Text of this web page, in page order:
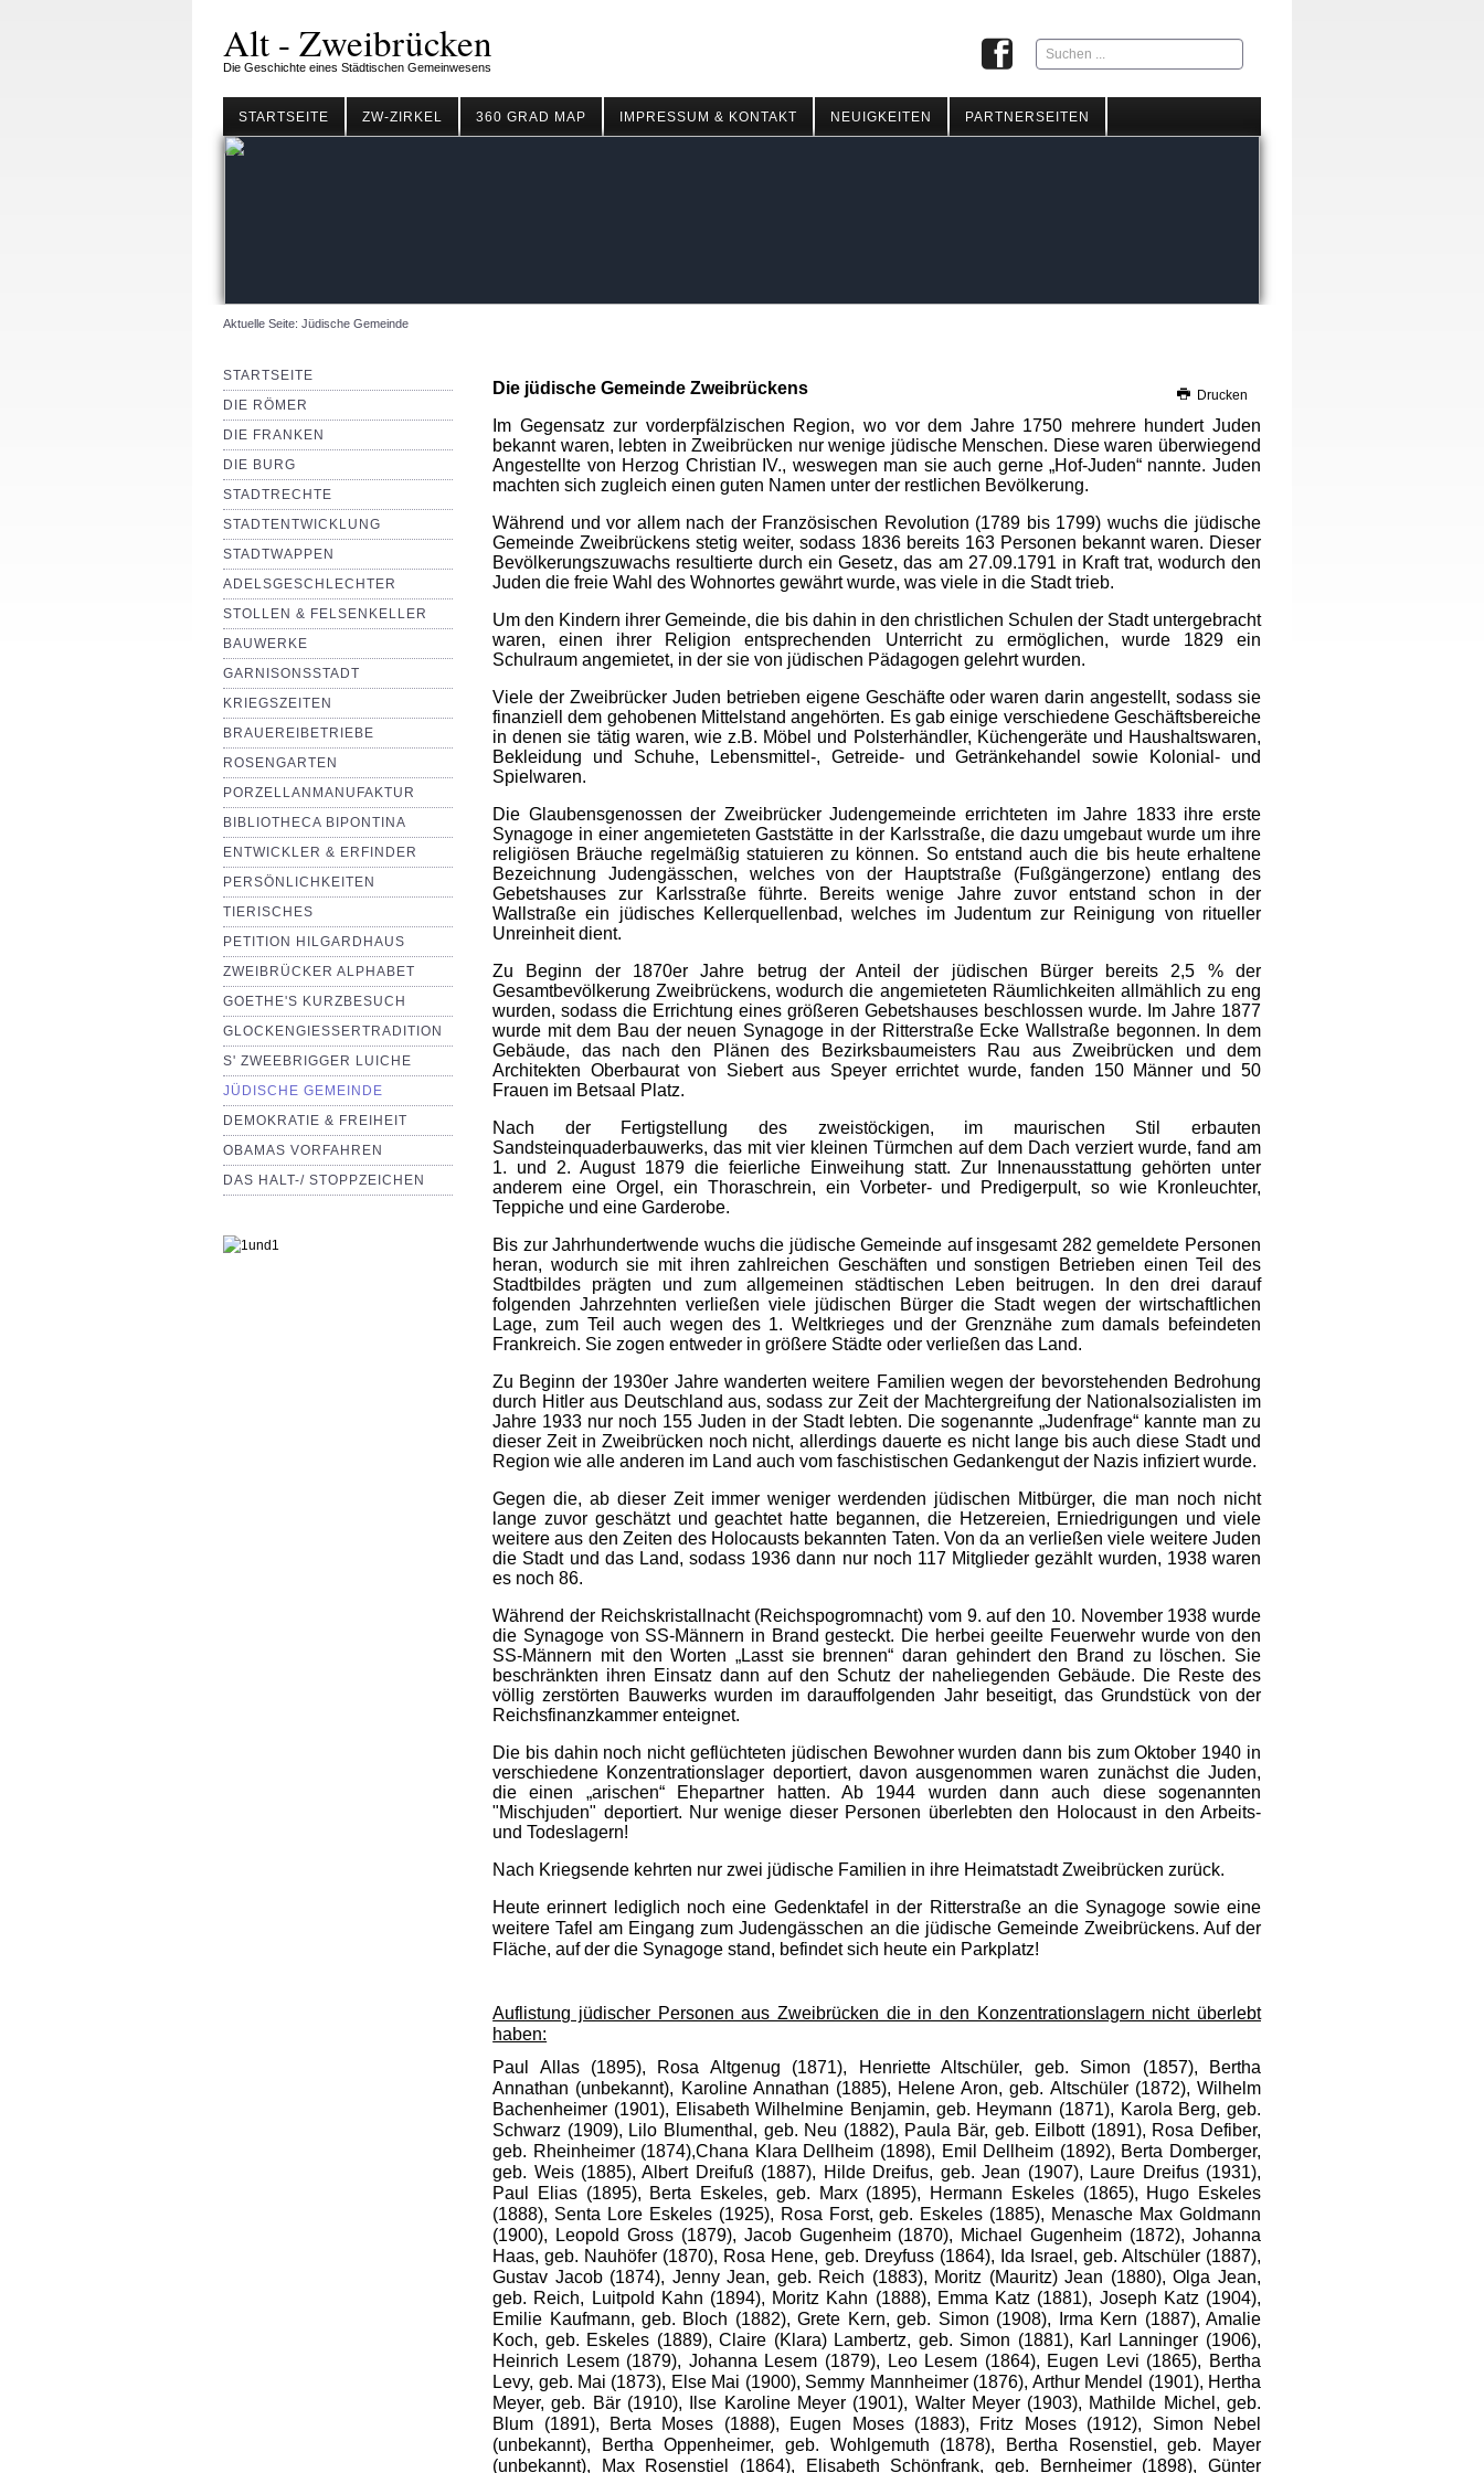
Alt - Zweibrücken
Die Geschichte eines Städtischen Gemeinwesens
Suchen
...
STARTSEITE ZW-ZIRKEL 360 GRAD MAP IMPRESSUM & KONTAKT NEUIGKEITEN PARTNERSEITEN
Aktuelle Seite: Jüdische Gemeinde
STARTSEITE
DIE RÖMER
DIE FRANKEN
DIE BURG
STADTRECHTE
STADTENTWICKLUNG
STADTWAPPEN
ADELSGESCHLECHTER
STOLLEN & FELSENKELLER
BAUWERKE
GARNISONSSTADT
KRIEGSZEITEN
BRAUEREIBETRIEBE
ROSENGARTEN
PORZELLANMANUFAKTUR
BIBLIOTHECA BIPONTINA
ENTWICKLER & ERFINDER
PERSÖNLICHKEITEN
TIERISCHES
PETITION HILGARDHAUS
ZWEIBRÜCKER ALPHABET
GOETHE'S KURZBESUCH
GLOCKENGIESSERTRADITION
S' ZWEEBRIGGER LUICHE
JÜDISCHE GEMEINDE
DEMOKRATIE & FREIHEIT
OBAMAS VORFAHREN
DAS HALT-/ STOPPZEICHEN
Drucken
Die jüdische Gemeinde Zweibrückens
Im Gegensatz zur vorderpfälzischen Region, wo vor dem Jahre 1750 mehrere hundert Juden
bekannt waren, lebten in Zweibrücken nur wenige jüdische Menschen. Diese waren überwiegend
Angestellte von Herzog Christian IV., weswegen man sie auch gerne „Hof-Juden“ nannte. Juden
machten sich zugleich einen guten Namen unter der restlichen Bevölkerung.
Während und vor allem nach der Französischen Revolution (1789 bis 1799) wuchs die jüdische
Gemeinde Zweibrückens stetig weiter, sodass 1836 bereits 163 Personen bekannt waren. Dieser
Bevölkerungszuwachs resultierte durch ein Gesetz, das am 27.09.1791 in Kraft trat, wodurch den
Juden die freie Wahl des Wohnortes gewährt wurde, was viele in die Stadt trieb.
Um den Kindern ihrer Gemeinde, die bis dahin in den christlichen Schulen der Stadt untergebracht
waren, einen ihrer Religion entsprechenden Unterricht zu ermöglichen, wurde 1829 ein
Schulraum angemietet, in der sie von jüdischen Pädagogen gelehrt wurden.
Viele der Zweibrücker Juden betrieben eigene Geschäfte oder waren darin angestellt, sodass sie
finanziell dem gehobenen Mittelstand angehörten. Es gab einige verschiedene Geschäftsbereiche
in denen sie tätig waren, wie z.B. Möbel und Polsterhändler, Küchengeräte und Haushaltswaren,
Bekleidung und Schuhe, Lebensmittel-, Getreide- und Getränkehandel sowie Kolonial- und
Spielwaren.
Die Glaubensgenossen der Zweibrücker Judengemeinde errichteten im Jahre 1833 ihre erste
Synagoge in einer angemieteten Gaststätte in der Karlsstraße, die dazu umgebaut wurde um ihre
religiösen Bräuche regelmäßig statuieren zu können. So entstand auch die bis heute erhaltene
Bezeichnung Judengässchen, welches von der Hauptstraße (Fußgängerzone) entlang des
Gebetshauses zur Karlsstraße führte. Bereits wenige Jahre zuvor entstand schon in der
Wallstraße ein jüdisches Kellerquellenbad, welches im Judentum zur Reinigung von ritueller
Unreinheit dient.
Zu Beginn der 1870er Jahre betrug der Anteil der jüdischen Bürger bereits 2,5 % der
Gesamtbevölkerung Zweibrückens, wodurch die angemieteten Räumlichkeiten allmählich zu eng
wurden, sodass die Errichtung eines größeren Gebetshauses beschlossen wurde. Im Jahre 1877
wurde mit dem Bau der neuen Synagoge in der Ritterstraße Ecke Wallstraße begonnen. In dem
Gebäude, das nach den Plänen des Bezirksbaumeisters Rau aus Zweibrücken und dem
Architekten Oberbaurat von Siebert aus Speyer errichtet wurde, fanden 150 Männer und 50
Frauen im Betsaal Platz.
Nach der Fertigstellung des zweistöckigen, im maurischen Stil erbauten
Sandsteinquaderbauwerks, das mit vier kleinen Türmchen auf dem Dach verziert wurde, fand am
1. und 2. August 1879 die feierliche Einweihung statt. Zur Innenausstattung gehörten unter
anderem eine Orgel, ein Thoraschrein, ein Vorbeter- und Predigerpult, so wie Kronleuchter,
Teppiche und eine Garderobe.
Bis zur Jahrhundertwende wuchs die jüdische Gemeinde auf insgesamt 282 gemeldete Personen
heran, wodurch sie mit ihren zahlreichen Geschäften und sonstigen Betrieben einen Teil des
Stadtbildes prägten und zum allgemeinen städtischen Leben beitrugen. In den drei darauf
folgenden Jahrzehnten verließen viele jüdischen Bürger die Stadt wegen der wirtschaftlichen
Lage, zum Teil auch wegen des 1. Weltkrieges und der Grenznähe zum damals befeindeten
Frankreich. Sie zogen entweder in größere Städte oder verließen das Land.
Zu Beginn der 1930er Jahre wanderten weitere Familien wegen der bevorstehenden Bedrohung
durch Hitler aus Deutschland aus, sodass zur Zeit der Machtergreifung der Nationalsozialisten im
Jahre 1933 nur noch 155 Juden in der Stadt lebten. Die sogenannte „Judenfrage“ kannte man zu
dieser Zeit in Zweibrücken noch nicht, allerdings dauerte es nicht lange bis auch diese Stadt und
Region wie alle anderen im Land auch vom faschistischen Gedankengut der Nazis infiziert wurde.
Gegen die, ab dieser Zeit immer weniger werdenden jüdischen Mitbürger, die man noch nicht
lange zuvor geschätzt und geachtet hatte begannen, die Hetzereien, Erniedrigungen und viele
weitere aus den Zeiten des Holocausts bekannten Taten. Von da an verließen viele weitere Juden
die Stadt und das Land, sodass 1936 dann nur noch 117 Mitglieder gezählt wurden, 1938 waren
es noch 86.
Während der Reichskristallnacht (Reichspogromnacht) vom 9. auf den 10. November 1938 wurde
die Synagoge von SS-Männern in Brand gesteckt. Die herbei geeilte Feuerwehr wurde von den
SS-Männern mit den Worten „Lasst sie brennen“ daran gehindert den Brand zu löschen. Sie
beschränkten ihren Einsatz dann auf den Schutz der naheliegenden Gebäude. Die Reste des
völlig zerstörten Bauwerks wurden im darauffolgenden Jahr beseitigt, das Grundstück von der
Reichsfinanzkammer enteignet.
Die bis dahin noch nicht geflüchteten jüdischen Bewohner wurden dann bis zum Oktober 1940 in
verschiedene Konzentrationslager deportiert, davon ausgenommen waren zunächst die Juden,
die einen „arischen“ Ehepartner hatten. Ab 1944 wurden dann auch diese sogenannten
"Mischjuden" deportiert. Nur wenige dieser Personen überlebten den Holocaust in den Arbeits-
und Todeslagern!
Nach Kriegsende kehrten nur zwei jüdische Familien in ihre Heimatstadt Zweibrücken zurück.
Heute erinnert lediglich noch eine Gedenktafel in der Ritterstraße an die Synagoge sowie eine
weitere Tafel am Eingang zum Judengässchen an die jüdische Gemeinde Zweibrückens. Auf der
Fläche, auf der die Synagoge stand, befindet sich heute ein Parkplatz!
Auflistung jüdischer Personen aus Zweibrücken die in den Konzentrationslagern nicht überlebt
haben:
Paul Allas (1895), Rosa Altgenug (1871), Henriette Altschüler, geb. Simon (1857), Bertha
Annathan (unbekannt), Karoline Annathan (1885), Helene Aron, geb. Altschüler (1872), Wilhelm
Bachenheimer (1901), Elisabeth Wilhelmine Benjamin, geb. Heymann (1871), Karola Berg, geb.
Schwarz (1909), Lilo Blumenthal, geb. Neu (1882), Paula Bär, geb. Eilbott (1891), Rosa Defiber,
geb. Rheinheimer (1874),Chana Klara Dellheim (1898), Emil Dellheim (1892), Berta Domberger,
geb. Weis (1885), Albert Dreifuß (1887), Hilde Dreifus, geb. Jean (1907), Laure Dreifus (1931),
Paul Elias (1895), Berta Eskeles, geb. Marx (1895), Hermann Eskeles (1865), Hugo Eskeles
(1888), Senta Lore Eskeles (1925), Rosa Forst, geb. Eskeles (1885), Menasche Max Goldmann
(1900), Leopold Gross (1879), Jacob Gugenheim (1870), Michael Gugenheim (1872), Johanna
Haas, geb. Nauhöfer (1870), Rosa Hene, geb. Dreyfuss (1864), Ida Israel, geb. Altschüler (1887),
Gustav Jacob (1874), Jenny Jean, geb. Reich (1883), Moritz (Mauritz) Jean (1880), Olga Jean,
geb. Reich, Luitpold Kahn (1894), Moritz Kahn (1888), Emma Katz (1881), Joseph Katz (1904),
Emilie Kaufmann, geb. Bloch (1882), Grete Kern, geb. Simon (1908), Irma Kern (1887), Amalie
Koch, geb. Eskeles (1889), Claire (Klara) Lambertz, geb. Simon (1881), Karl Lanninger (1906),
Heinrich Lesem (1879), Johanna Lesem (1879), Leo Lesem (1864), Eugen Levi (1865), Bertha
Levy, geb. Mai (1873), Else Mai (1900), Semmy Mannheimer (1876), Arthur Mendel (1901), Hertha
Meyer, geb. Bär (1910), Ilse Karoline Meyer (1901), Walter Meyer (1903), Mathilde Michel, geb.
Blum (1891), Berta Moses (1888), Eugen Moses (1883), Fritz Moses (1912), Simon Nebel
(unbekannt), Bertha Oppenheimer, geb. Wohlgemuth (1878), Bertha Rosenstiel, geb. Mayer
(unbekannt), Max Rosenstiel (1864), Elisabeth Schönfrank, geb. Bernheimer (1898), Günter